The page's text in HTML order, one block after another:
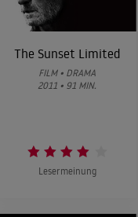
The Sunset Limited
FILM • DRAMA
2011 • 91 MIN.
Lesermeinung